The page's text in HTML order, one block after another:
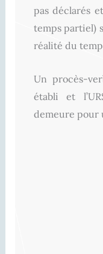
pas déclarés
temps partiel)
réalité du
Un procès-
établi et
demeure pour